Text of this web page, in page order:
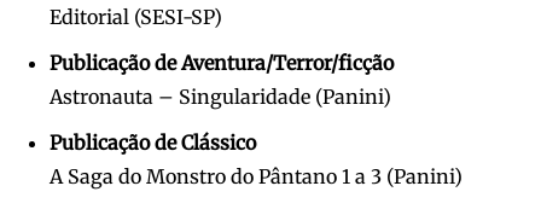
Editorial (SESI-SP)
Publicação de Aventura/Terror/ficção
Astronauta – Singularidade (Panini)
Publicação de Clássico
A Saga do Monstro do Pântano 1 a 3 (Panini)